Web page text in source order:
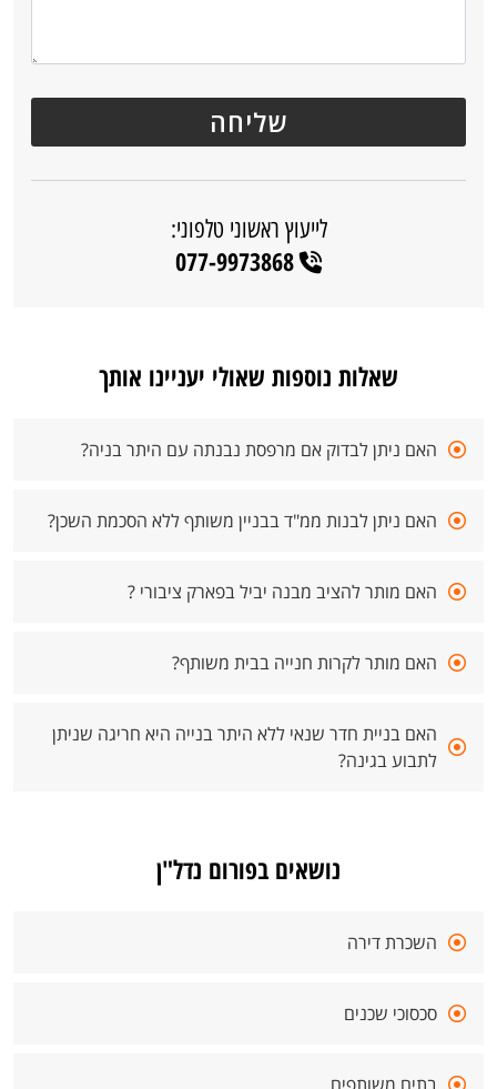
לייעוץ ראשוני טלפוני:
077-9973868
שאלות נוספות שאולי יעניינו אותך
האם ניתן לבדוק אם מרפסת נבנתה עם היתר בניה?
האם ניתן לבנות ממ"ד בבניין משותף ללא הסכמת השכן?
האם מותר להציב מבנה יביל בפארק ציבורי ?
האם מותר לקרות חנייה בבית משותף?
האם בניית חדר שנאי ללא היתר בנייה היא חריגה שניתן
לתבוע בגינה?
נושאים בפורום נדל"ן
השכרת דירה
סכסוכי שכנים